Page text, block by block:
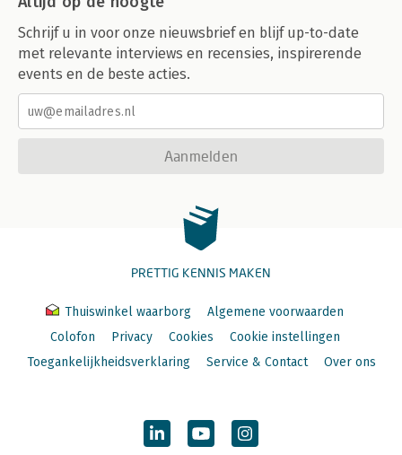
Schrijf u in voor onze nieuwsbrief en blijf up-to-date
met relevante interviews en recensies, inspirerende
events en de beste acties.
Aanmelden
PRETTIG KENNIS MAKEN
Thuiswinkel waarborg
Algemene voorwaarden
Colofon
Privacy Cookies
Cookie instellingen
Toegankelijkheidsverklaring
Service & Contact Over ons